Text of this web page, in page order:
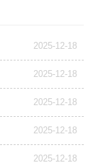
2025-12-18
2025-12-18
2025-12-18
2025-12-18
2025-12-18